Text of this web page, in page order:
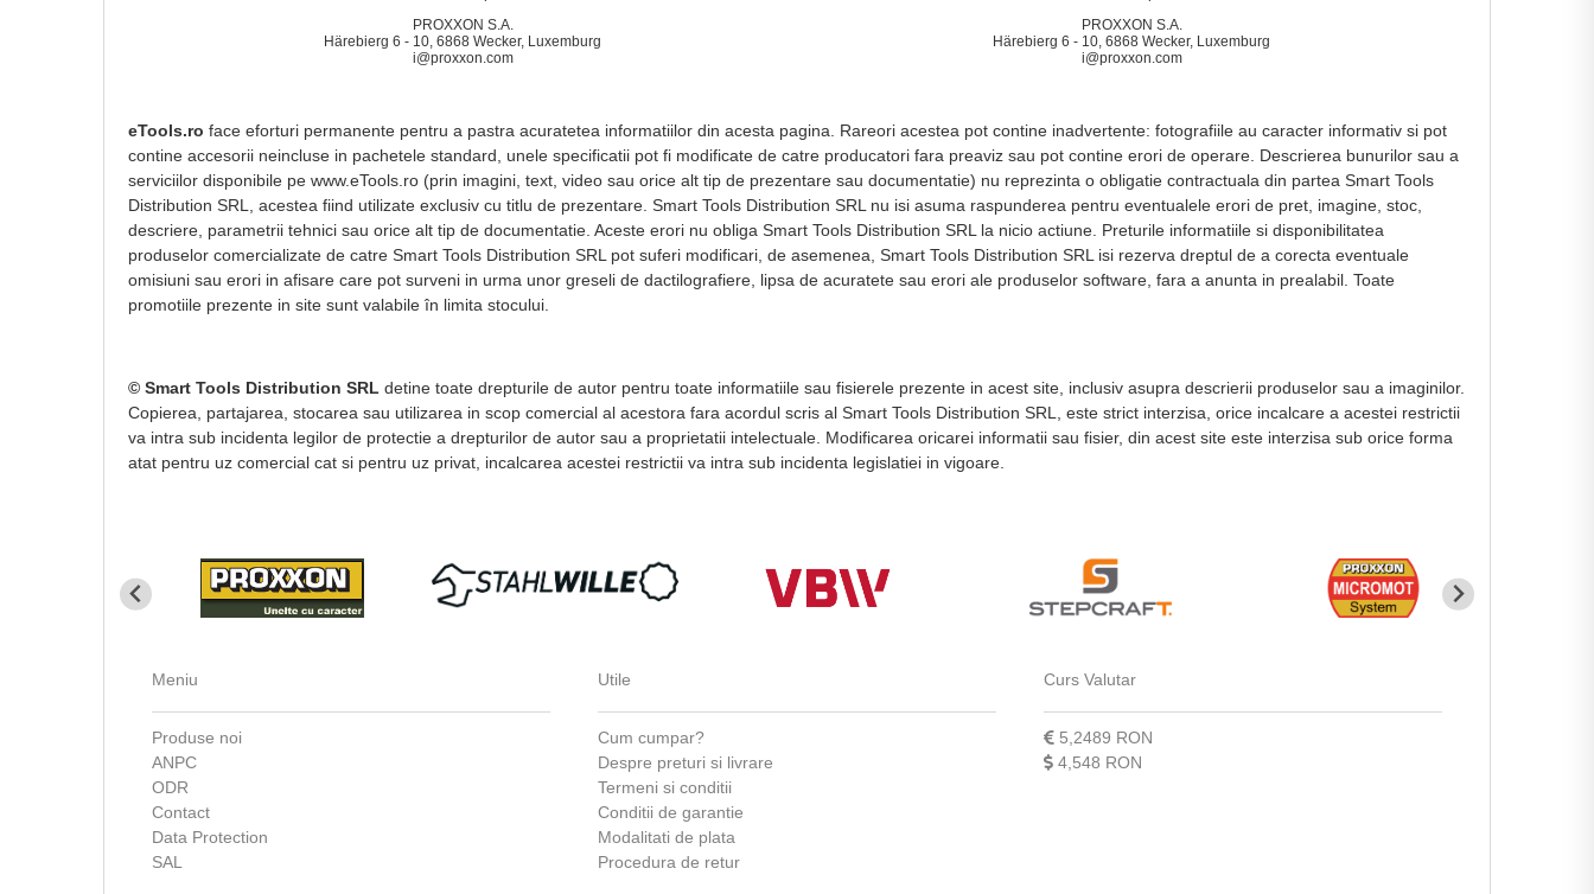
PROXXON S.A.
Härebierg 6 - 10, 6868 Wecker, Luxemburg
i@proxxon.com
PROXXON S.A.
Härebierg 6 - 10, 6868 Wecker, Luxemburg
i@proxxon.com
eTools.ro face eforturi permanente pentru a pastra acuratetea informatiilor din acesta pagina. Rareori acestea pot contine inadvertente: fotografiile au caracter informativ si pot
contine accesorii neincluse in pachetele standard, unele specificatii pot fi modificate de catre producatori fara preaviz sau pot contine erori de operare. Descrierea bunurilor sau a
serviciilor disponibile pe www.eTools.ro (prin imagini, text, video sau orice alt tip de prezentare sau documentatie) nu reprezinta o obligatie contractuala din partea Smart Tools
Distribution SRL, acestea fiind utilizate exclusiv cu titlu de prezentare. Smart Tools Distribution SRL nu isi asuma raspunderea pentru eventualele erori de pret, imagine, stoc,
descriere, parametrii tehnici sau orice alt tip de documentatie. Aceste erori nu obliga Smart Tools Distribution SRL la nicio actiune. Preturile informatiile si disponibilitatea
produselor comercializate de catre Smart Tools Distribution SRL pot suferi modificari, de asemenea, Smart Tools Distribution SRL isi rezerva dreptul de a corecta eventuale
omisiuni sau erori in afisare care pot surveni in urma unor greseli de dactilografiere, lipsa de acuratete sau erori ale produselor software, fara a anunta in prealabil. Toate
promotiile prezente in site sunt valabile în limita stocului.
© Smart Tools Distribution SRL detine toate drepturile de autor pentru toate informatiile sau fisierele prezente in acest site, inclusiv asupra descrierii produselor sau a imaginilor.
Copierea, partajarea, stocarea sau utilizarea in scop comercial al acestora fara acordul scris al Smart Tools Distribution SRL, este strict interzisa, orice incalcare a acestei restrictii
va intra sub incidenta legilor de protectie a drepturilor de autor sau a proprietatii intelectuale. Modificarea oricarei informatii sau fisier, din acest site este interzisa sub orice forma
atat pentru uz comercial cat si pentru uz privat, incalcarea acestei restrictii va intra sub incidenta legislatiei in vigoare.
Meniu
Produse noi
ANPC
ODR
Contact
Data Protection
SAL
Utile
Cum cumpar?
Despre preturi si livrare
Termeni si conditii
Conditii de garantie
Modalitati de plata
Procedura de retur
Curs Valutar
5,2489 RON
4,548 RON